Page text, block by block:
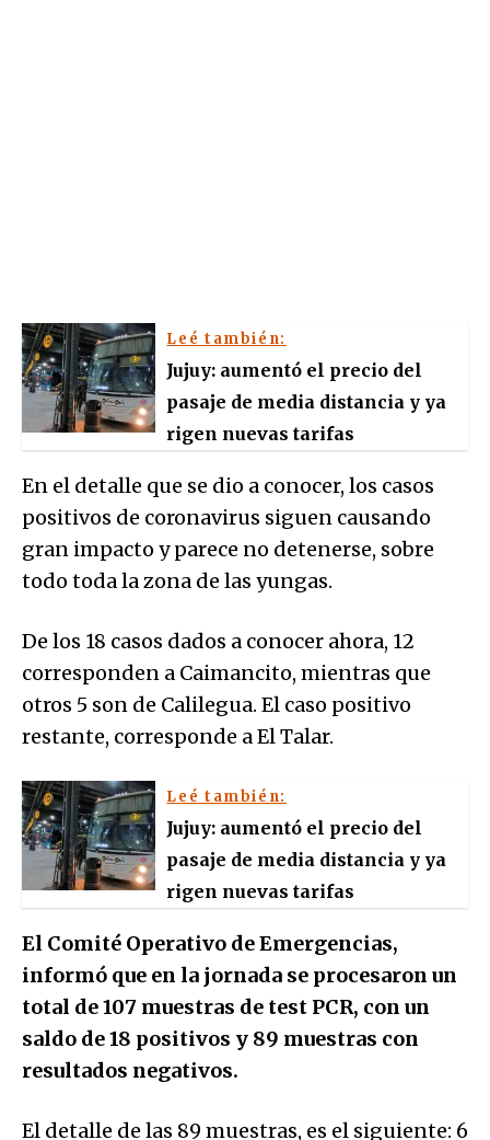
Leé también:
Jujuy: aumentó el precio del
pasaje de media distancia y ya
rigen nuevas tarifas
En el detalle que se dio a conocer, los casos
positivos de coronavirus siguen causando
gran impacto y parece no detenerse, sobre
todo toda la zona de las yungas.
De los 18 casos dados a conocer ahora, 12
corresponden a Caimancito, mientras que
otros 5 son de Calilegua. El caso positivo
restante, corresponde a El Talar.
Leé también:
Jujuy: aumentó el precio del
pasaje de media distancia y ya
rigen nuevas tarifas
El Comité Operativo de Emergencias,
informó que en la jornada se procesaron un
total de 107 muestras de test PCR, con un
saldo de 18 positivos y 89 muestras con
resultados negativos.
El detalle de las 89 muestras, es el siguiente: 6